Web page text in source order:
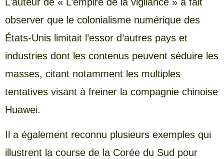
observer que le colonialisme numérique des
États-Unis limitait l’essor d’autres pays et
industries dont les contenus peuvent séduire les
masses, citant notamment les multiples
tentatives visant à freiner la compagnie chinoise
Huawei.
Il a également reconnu plusieurs exemples qui
illustrent la course de la Corée du Sud pour